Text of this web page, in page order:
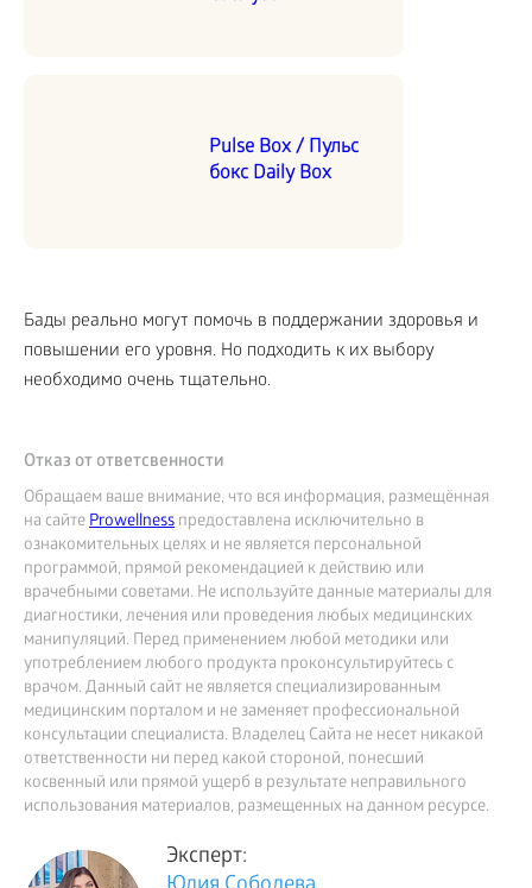
Pulse Box / Пульс
бокс Daily Box
Бады реально могут помочь в поддержании здоровья и
повышении его уровня. Но подходить к их выбору
необходимо очень тщательно.
Отказ от ответсвенности
Обращаем ваше внимание, что вся информация, размещённая
на сайтеProwellness предоставлена исключительно в
ознакомительных целях и не является персональной
программой, прямой рекомендацией к действию или
врачебными советами. Не используйте данные материалы для
диагностики, лечения или проведения любых медицинских
манипуляций. Перед применением любой методики или
употреблением любого продукта проконсультируйтесь с
врачом. Данный сайт не является специализированным
медицинским порталом и не заменяет профессиональной
консультации специалиста. Владелец Сайта не несет никакой
ответственности ни перед какой стороной, понесший
косвенный или прямой ущерб в результате неправильного
использования материалов, размещенных на данном ресурсе.
Эксперт: